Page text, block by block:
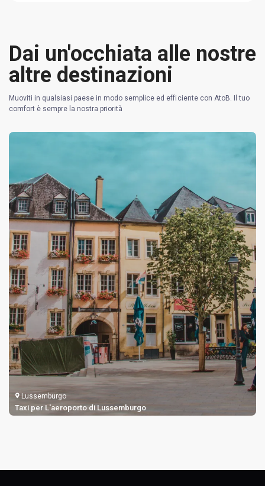
Dai un'occhiata alle nostre
altre destinazioni
Muoviti in qualsiasi paese in modo semplice ed efficiente con AtoB. Il tuo
comfort è sempre la nostra priorità
Lussemburgo
Taxi per L'aeroporto di Lussemburgo